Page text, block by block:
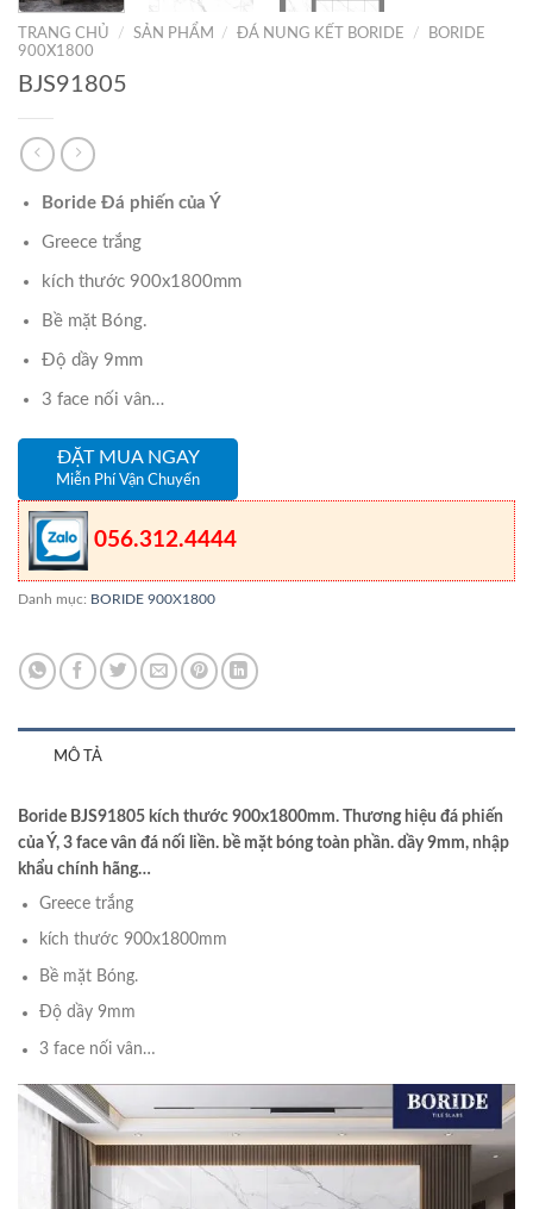
TRANG CHỦ / SẢN PHẨM / ĐÁ NUNG KẾT BORIDE /
BORIDE
900X1800
BJS91805
Boride Đá phiến của Ý
Greece trắng
kích thước 900x1800mm
Bề mặt Bóng.
Độ dầy 9mm
3 face nối vân…
ĐẶT MUA NGAY
Miễn Phí Vận Chuyển
056.312.4444
Danh mục: BORIDE 900X1800
MÔ TẢ
Boride BJS91805 kích thước 900x1800mm. Thương hiệu đá phiến
của Ý, 3 face vân đá nối liền. bề mặt bóng toàn phần. dầy 9mm, nhập
khẩu chính hãng…
Greece trắng
kích thước 900x1800mm
Bề mặt Bóng.
Độ dầy 9mm
3 face nối vân…